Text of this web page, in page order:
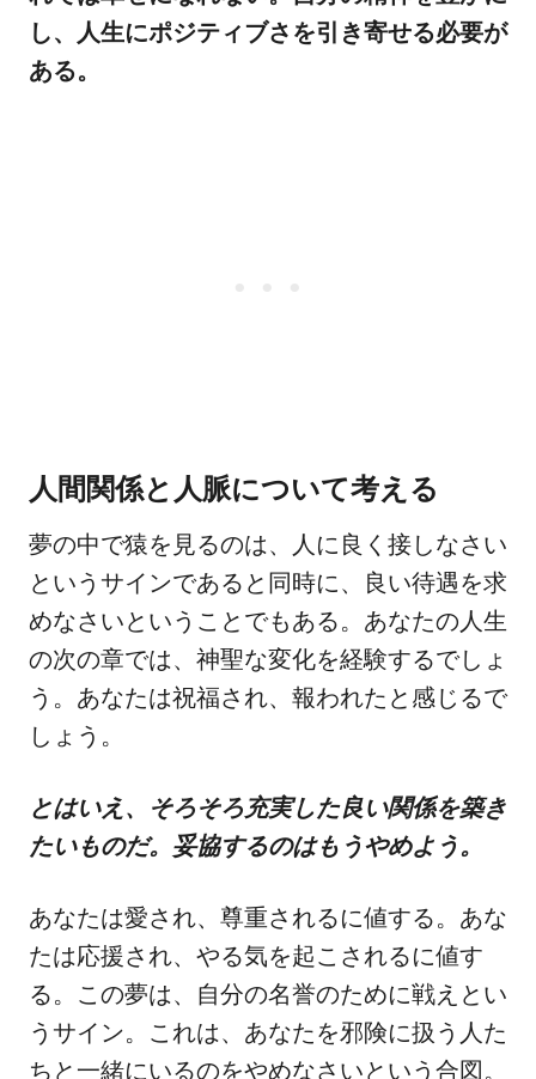
し、人生にポジティブさを引き寄せる必要が
ある。
人間関係と人脈について考える
夢の中で猿を見るのは、人に良く接しなさい
というサインであると同時に、良い待遇を求
めなさいということでもある。あなたの人生
の次の章では、神聖な変化を経験するでしょ
う。あなたは祝福され、報われたと感じるで
しょう。
とはいえ、そろそろ充実した良い関係を築き
たいものだ。妥協するのはもうやめよう。
あなたは愛され、尊重されるに値する。あな
たは応援され、やる気を起こされるに値す
る。この夢は、自分の名誉のために戦えとい
うサイン。これは、あなたを邪険に扱う人た
ちと一緒にいるのをやめなさいという合図。